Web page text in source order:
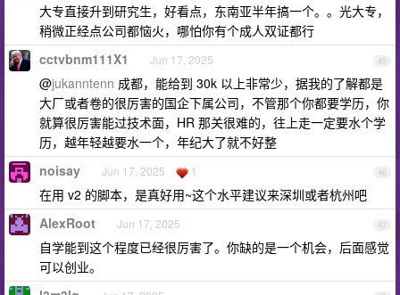
大专直接升到研究生，好看点，东南亚半年搞一个。。光大专，
稍微正经点公司都恼火，哪怕你有个成人双证都行
45
cctvbnm111X1 Jun 17, 2025
@jukanntenn 成都，能给到 30k 以上非常少，据我的了解都是
大厂或者卷的很厉害的国企下属公司，不管那个你都要学历，你
就算很厉害能过技术面，HR 那关很难的，往上走一定要水个学
历，越年轻越要水一个，年纪大了就不好整
46
noisay Jun 17, 2025 1
在用 v2 的脚本，是真好用~这个水平建议来深圳或者杭州吧
47
AlexRoot Jun 17, 2025
自学能到这个程度已经很厉害了。你缺的是一个机会，后面感觉
可以创业。